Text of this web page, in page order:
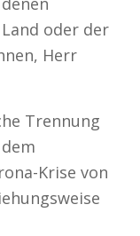
oder der
Herr
Trennung
Krise von